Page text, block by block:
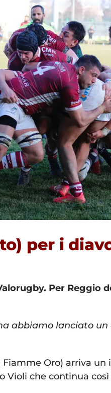
per i
Per Reggio
abbiamo lanciato
Oro) arriva
Violi che continua